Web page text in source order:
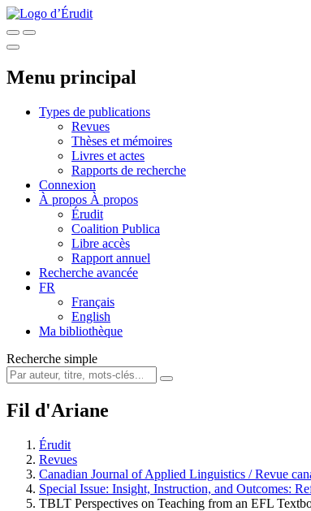
Menu principal
Types de publications
Revues
Thèses et mémoires
Livres et actes
Rapports de recherche
Connexion
À propos À propos
Érudit
Coalition Publica
Libre accès
Rapport annuel
Recherche avancée
FR
Français
English
Ma bibliothèque
Recherche simple
Fil d'Ariane
Érudit
Revues
Canadian Journal of Applied Linguistics / Revue
Special Issue: Insight, Instruction, and Outcomes:
TBLT Perspectives on Teaching from an EFL